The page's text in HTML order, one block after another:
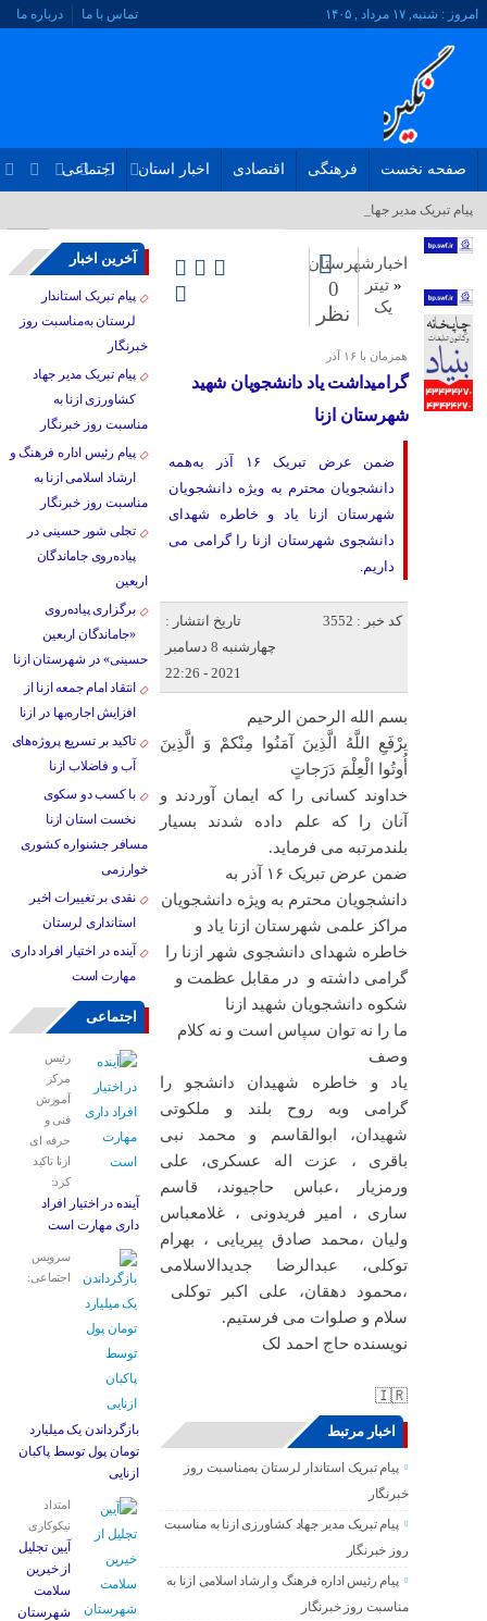
امروز : شنبه, ۱۷ مرداد , ۱۴۰۵ تماس با ما درباره ما
صفحه نخست فرهنگی اقتصادی اخبار استان اجتماعی
پیام تبریک مدیر جهاد کش_
اخبارشهرستان
« تیتر
یک
0
نظر
همزمان با ۱۶ آذر
گرامیداشت یاد دانشجویان شهید‌
شهرستان ازنا
ضمن عرض تبریک ۱۶ آذر به‌همه
دانشجویان محترم به ویژه دانشجویان
شهرستان ازنا یاد و خاطره شهدای
دانشجوی شهرستان ازنا را گرامی می
داریم.
کد خبر : 3552
تاریخ انتشار :
چهارشنبه 8 دسامبر
2021 - 22:26
بسم الله الرحمن الرحیم
یرْفَعِ اللَّهُ الَّذِینَ آمَنُوا مِنْکمْ وَ الَّذِینَ
أُوتُوا الْعِلْمَ دَرَجاتٍ
خداوند کسانی را که ایمان آوردند و
آنان را که علم داده شدند بسیار
بلندمرتبه می فرماید.
ضمن عرض تبریک ۱۶ آذر به
دانشجویان محترم به ویژه دانشجویان
مراکز علمی شهرستان ازنا یاد و
خاطره شهدای دانشجوی شهر ازنا را
گرامی داشته و در مقابل عظمت و
شکوه دانشجویان شهید ازنا
ما را نه توان سپاس است و نه کلام
وصف
یاد و خاطره شهیدان دانشجو را
گرامی وبه روح بلند و ملکوتی
شهیدان، ابوالقاسم و محمد نبی
باقری ، عزت اله عسکری، علی
ورمزیار ،عباس حاجیوند، قاسم
ساری ، امیر فریدونی ، غلامعباس
ولیان ،محمد صادق پیریایی ، بهرام
توکلی، عبدالرضا جدیدالاسلامی
،محمود دهقان، علی اکبر توکلی
سلام و صلوات می فرستیم.
نویسنده حاج احمد لک
🇮🇷
اخبار مرتبط
پیام تبریک استاندار لرستان به‌مناسبت روز
خبرنگار
پیام تبریک مدیر جهاد کشاورزی ازنا به مناسبت
روز خبرنگار
پیام رئیس اداره فرهنگ و ارشاد اسلامی ازنا به
مناسبت روز خبرنگار
آخرین اخبار
پیام تبریک استاندار
لرستان به‌مناسبت روز
خبرنگار
پیام تبریک مدیر جهاد
کشاورزی ازنا به
مناسبت روز خبرنگار
پیام رئیس اداره فرهنگ و
ارشاد اسلامی ازنا به
مناسبت روز خبرنگار
تجلی شور حسینی در
پیاده‌روی جاماندگان
اربعین
برگزاری پیاده‌روی
«جاماندگان اربعین
حسینی» در شهرستان ازنا
انتقاد امام جمعه ازنا از
افزایش اجاره‌بها در ازنا
تاکید بر تسریع پروژه‌های
آب و فاضلاب ازنا
با کسب دو سکوی
نخست استان ازنا
مسافر جشنواره کشوری
خوارزمی
نقدی بر تغییرات اخیر
استانداری لرستان
آینده در اختیار افراد داری
مهارت است
اجتماعی
رئیس
مرکز
آموزش
فنی و
حرفه ای
ازنا تاکید
کرد:
آینده در اختیار افراد
داری مهارت است
سرویس
اجتماعی:
بازگرداندن یک میلیارد
تومان پول توسط پاکبان
ازنایی
امتداد
نیکوکاری
آیین تجلیل
از خیرین
سلامت
شهرستان